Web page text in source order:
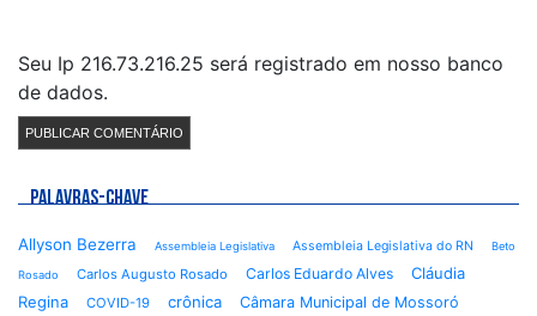
Seu Ip 216.73.216.25 será registrado em nosso banco
de dados.
PALAVRAS-CHAVE
Allyson Bezerra Assembleia Legislativa Assembleia Legislativa do RN Beto
Rosado Carlos Augusto Rosado Carlos Eduardo Alves
Cláudia
Regina
COVID-19 crônica Câmara Municipal de Mossoró